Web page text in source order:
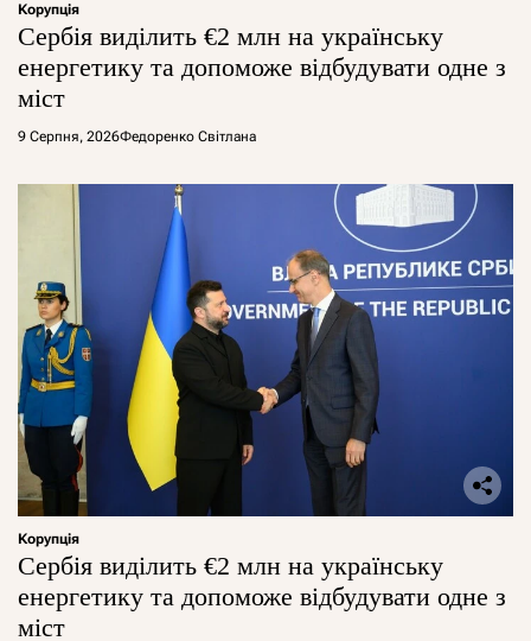
Корупція
Сербія виділить €2 млн на українську
енергетику та допоможе відбудувати одне з
міст
9 Серпня, 2026Федоренко Світлана
Корупція
Сербія виділить €2 млн на українську
енергетику та допоможе відбудувати одне з
міст